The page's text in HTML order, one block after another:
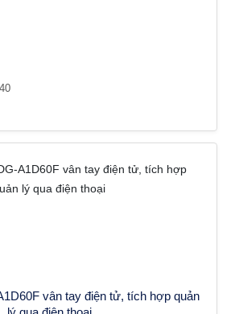
vân tay điện tử, tích hợp quản